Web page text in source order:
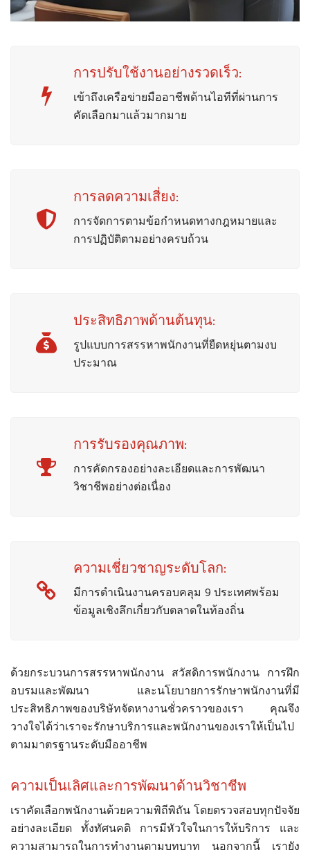
การปรับใช้งานอย่างรวดเร็ว:
เข้าถึงเครือข่ายมืออาชีพด้านไอทีที่ผ่านการ
คัดเลือกมาแล้วมากมาย
การลดความเสี่ยง:
การจัดการตามข้อกำหนดทางกฎหมายและ
การปฏิบัติตามอย่างครบถ้วน
ประสิทธิภาพด้านต้นทุน:
รูปแบบการสรรหาพนักงานที่ยืดหยุ่นตามงบ
ประมาณ
การรับรองคุณภาพ:
การคัดกรองอย่างละเอียดและการพัฒนา
วิชาชีพอย่างต่อเนื่อง
ความเชี่ยวชาญระดับโลก:
มีการดำเนินงานครอบคลุม 9 ประเทศพร้อม
ข้อมูลเชิงลึกเกี่ยวกับตลาดในท้องถิ่น
ด้วยกระบวนการสรรหาพนักงาน สวัสดิการพนักงาน การฝึก
อบรมและพัฒนา และนโยบายการรักษาพนักงานที่มี
ประสิทธิภาพของบริษัทจัดหางานชั่วคราวของเรา คุณจึง
วางใจได้ว่าเราจะรักษาบริการและพนักงานของเราให้เป็นไป
ตามมาตรฐานระดับมืออาชีพ
ความเป็นเลิศและการพัฒนาด้านวิชาชีพ
เราคัดเลือกพนักงานด้วยความพิถีพิถัน โดยตรวจสอบทุกปัจจัย
อย่างละเอียด ทั้งทัศนคติ การมีหัวใจในการให้บริการ และ